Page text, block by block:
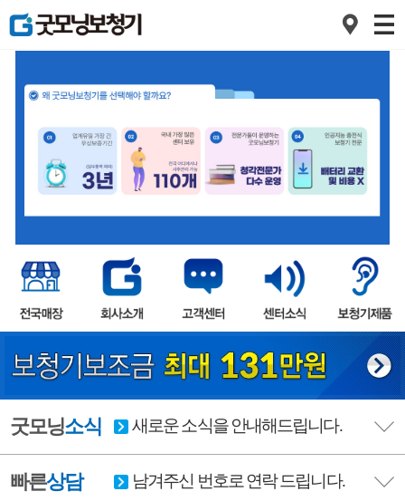
2
3
굿모닝소식 새로운 소식을 안내해드립니다.
빠른상담 남겨주신 번호로 연락 드립니다.